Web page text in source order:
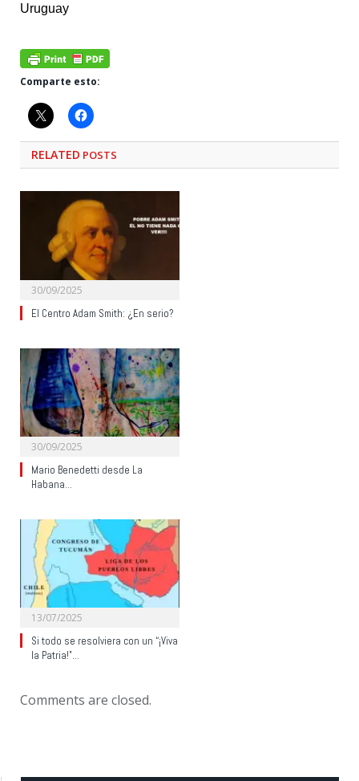
Uruguay
Comparte esto:
RELATED POSTS
30/09/2025
El Centro Adam Smith: ¿En serio?
30/09/2025
Mario Benedetti desde La
Habana…
13/07/2025
Si todo se resolviera con un “¡Viva
la Patria!”…
Comments are closed.